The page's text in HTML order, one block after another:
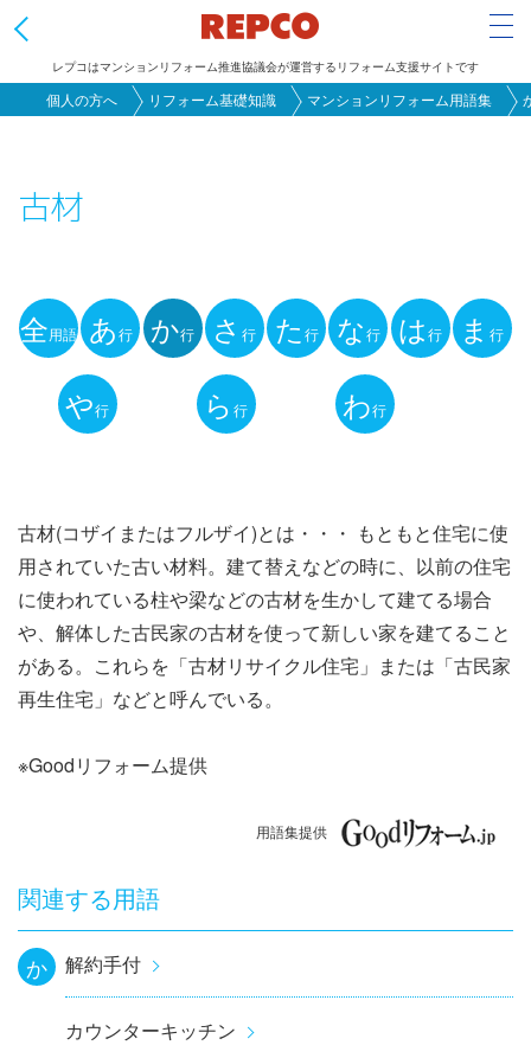
レプコはマンションリフォーム推進協議会が運営するリフォーム支援サイトです
個人の方へ リフォーム基礎知識 マンションリフォーム用語集
古材
用
ナ
ビ
ゲ
ー
シ
全用語 あ行 か行 さ行 た 行 な行 は行 ま行
や行 ら 行 わ行
古材(コザイまたはフルザイ)とは・・・ もともと住宅に使
用されていた古い材料。建て替えなどの時に、以前の住宅
に使われている柱や梁などの古材を生かして建てる場合
や、解体した古民家の古材を使って新しい家を建てること
がある。これらを「古材リサイクル住宅」または「古民家
再生住宅」などと呼んでいる。
※Goodリフォーム提供
用語集提供
関連する用語
か 解約手付
カウンターキッチン